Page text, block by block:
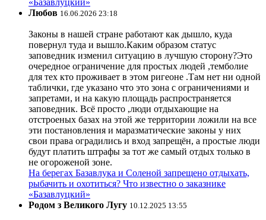
Любов 16.06.2026 23:18
Законы в нашей стране работают как дышло, куда
повернул туда и вышло.Каким образом статус
заповедник изменил ситуацию в лучшую сторону?Это
очередное ограничение для простых людей ,темболие
для тех кто проживает в этом ригеоне .Там нет ни одной
таблички, где указано что это зона с ограничениями и
запретами, и на какую площадь распространяется
заповедник. Всё просто ,люди отдыхающие на
отстроеных базах на этой же территории ложили на все
эти постановления и маразматические законы у них
свои права оградились и вход запрещён, а простые люди
будут платить штрафы за тот же самый отдых только в
не огороженой зоне.
На берегах Базавлука и Соленой запрещено отдыхать,
рыбачить и охотиться? Что известно о заказнике
«Базавлуцкий»
Родом з Великого Лугу 10.12.2025 13:55